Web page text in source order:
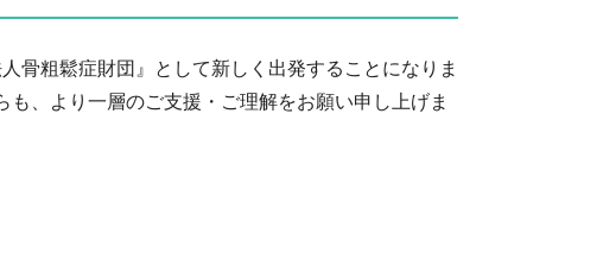
骨粗鬆症財団』として新しく出発することになりま
、より一層のご支援・ご理解をお願い申し上げま